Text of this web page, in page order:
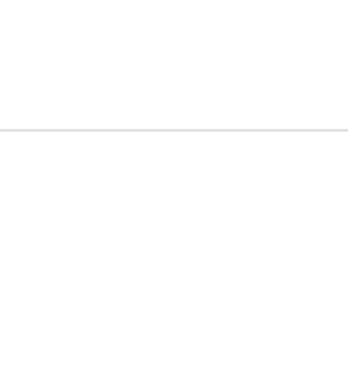
Navegación